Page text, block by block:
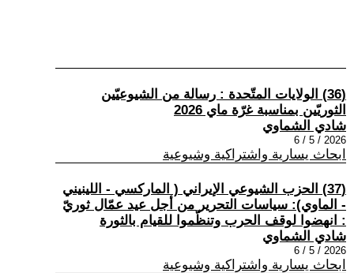
(36) الولايات المتّحدة : رسالة من الشيوعيّين
الثوريّين بمناسبة غرّة ماي 2026
شادي الشماوي
2026 / 5 / 6
ابحاث يسارية واشتراكية وشيوعية
(37) الحزب الشيوعي الإيراني ( الماركسي - اللينيني
- الماوي): سياسات التحرير من أجل عيد عمّال ثوريّ
: انهضوا لوقف الحرب وتنظّموا للقيام بالثورة
شادي الشماوي
2026 / 5 / 6
ابحاث يسارية واشتراكية وشيوعية